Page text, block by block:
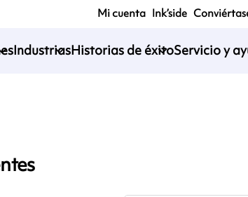
Mi cuenta Ink’side
IndustriasHistorias de éxitoServicio y